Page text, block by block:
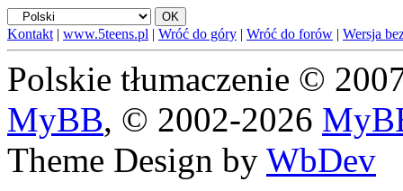
Kontakt | www.5teens.pl | Wróć do góry | Wróć do forów | Wersja
Polskie tłumaczenie ©
MyBB, © 2002-2026
Theme Design by WbDev